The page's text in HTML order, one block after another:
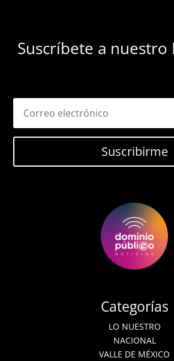
Suscríbete a
Suscribirme
Categorías
LO NUESTRO
NACIONAL
VALLE DE MÉXICO